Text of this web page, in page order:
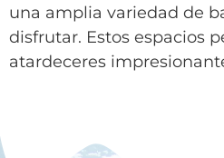
una amplia variedad de
disfrutar. Estos espacios
atardeceres